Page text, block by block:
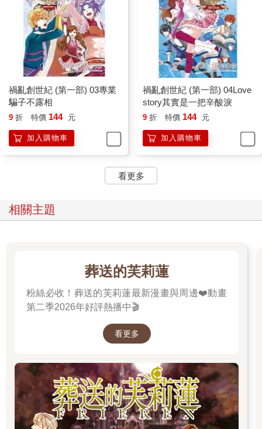
修羅族部落是個小部落，但再小，人家也是部落，該有的職
能NPC和建築一樣不少，比如藥店、武器店啥的，再比如說祭
司、長老啥的……要說整個族裡誰的地位最高、消息最靈通，那
毫無疑問是長老同學。人家德高望重，族裡但凡出點什麼事情，
那肯定是得跟長老報備一下的，大到本族未來規劃發展，小到誰
家後院的母雞多生了個蛋……
總而言之一句話，要想聽八卦？找長老絕對沒錯！
一到長老的小屋前，雲千千頓時被人頭攢動的壯觀場面震了
一下。木屋外小小的院子裡坐滿了修羅族人，本來雲千千還覺得
這部落挺小的，沒想到人全聚一起後數數，居然還真有不少位來
情的對著滿院子的修羅族人侃侃而談：「自從神魔之戰的時候開
始，我修羅族就一直以驍勇善戰聞名三界，哪怕是神魔或巨龍都
雲千千隨便找個空位鑽進去站著，拉來身邊一個NPC問道：
「大家來這麼齊，今天這是怎麼了？」
NPC頭也不回的答道：「妳難道沒有注意聽廣播？」
「……沒有。」廣播？香蕉的！一個隱世種族有個毛的廣
播！大哥，做隱士也做得專業點好嗎！？
「那凱魯爾要結婚了妳總知道吧？」
凱魯爾是俊美壯男的名字。
「哦，這個倒是知道！」雲千千剛從「新房」的建築工地現
禍亂創世紀 (第一部) 03專業
騙子不露相
9 折 特價 144 元
加入購物車
禍亂創世紀 (第一部) 04Love
story其實是一把辛酸淚
9 折 特價 144 元
加入購物車
看更多
相關主題
葬送的芙莉蓮
粉絲必收！葬送的芙莉蓮最新漫畫與周邊❤️動畫
第二季2026年好評熱播中🎬
看更多